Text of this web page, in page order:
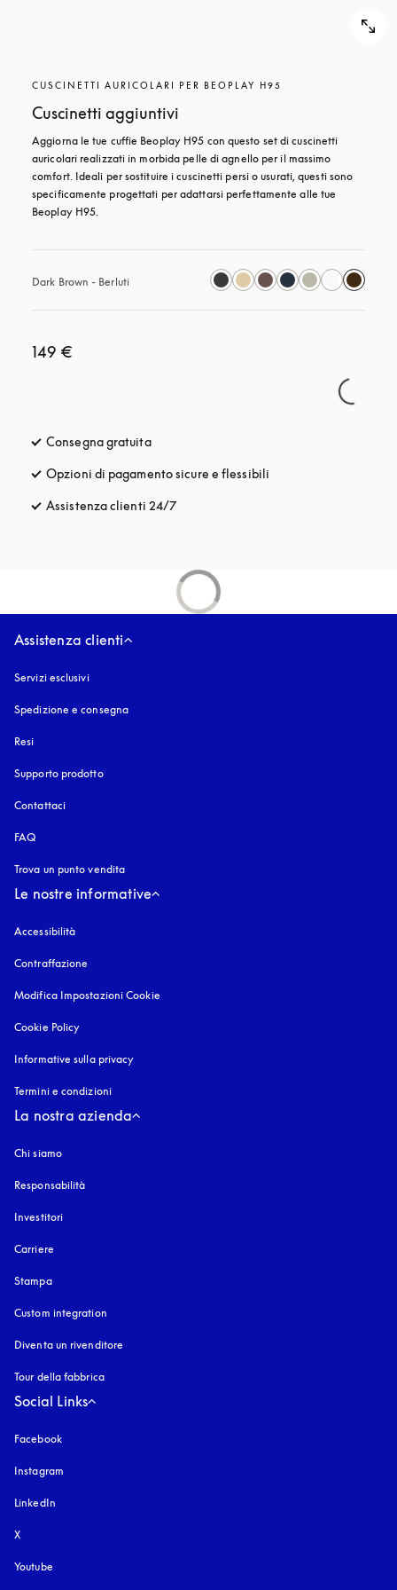
CUSCINETTI AURICOLARI PER BEOPLAY H95
Cuscinetti aggiuntivi
Aggiorna le tue cuffie Beoplay H95 con questo set di cuscinetti
auricolari realizzati in morbida pelle di agnello per il massimo
comfort. Ideali per sostituire i cuscinetti persi o usurati, questi sono
specificamente progettati per adattarsi perfettamente alle tue
Beoplay H95.
Dark Brown - Berluti
149 €
Consegna gratuitasi apre in una nuova finestra
Opzioni di pagamento sicure e flessibili
Assistenza clienti 24/7
Assistenza clienti
Servizi esclusivi
Spedizione e consegna
Resi
Supporto prodotto
Contattaci
FAQ
Trova un punto vendita
Le nostre informative
Accessibilità
Contraffazione
Modifica Impostazioni Cookie
Cookie Policy
Informative sulla privacy
Termini e condizioni
La nostra azienda
Chi siamo
Responsabilità
Investitori
Carriere
Stampa
Custom integration
Diventa un rivenditore
Tour della fabbrica
Social Links
Facebook
Instagram
LinkedIn
X
Youtube